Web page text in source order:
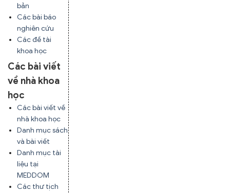
bản
Các bài báo
nghiên cứu
Các đề tài
khoa học
Các bài viết
về nhà khoa
học
Các bài viết về
nhà khoa học
Danh mục sách
và bài viết
Danh mục tài
liệu tại
MEDDOM
Các thư tịch